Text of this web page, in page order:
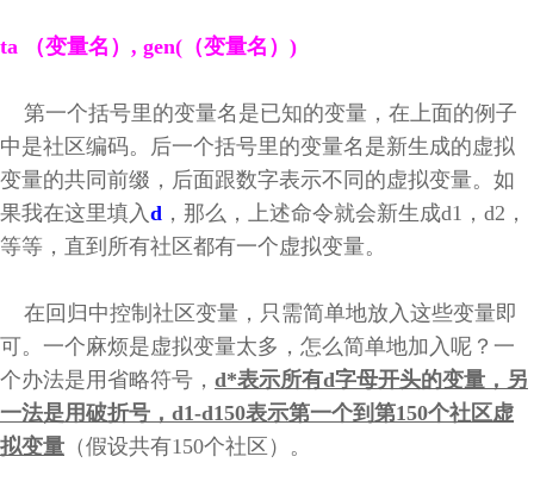
ta （变量名）, gen(（变量名）)
第一个括号里的变量名是已知的变量，在上面的例子
中是社区编码。后一个括号里的变量名是新生成的虚拟
变量的共同前缀，后面跟数字表示不同的虚拟变量。如
果我在这里填入 d ，那么，上述命令就会新生成d1，d2，
等等，直到所有社区都有一个虚拟变量。
在回归中控制社区变量，只需简单地放入这些变量即
可。一个麻烦是虚拟变量太多，怎么简单地加入呢？一
个办法是用省略符号， d*表示所有d字母开头的变量，另
一法是用破折号，d1-d150表示第一个到第150个社区虚
拟变量 （假设共有150个社区）。